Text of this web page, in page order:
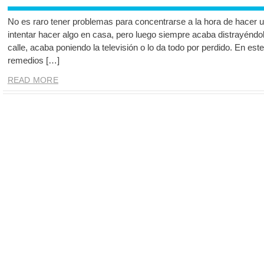
No es raro tener problemas para concentrarse a la hora de hacer
intentar hacer algo en casa, pero luego siempre acaba
calle, acaba poniendo la televisión o lo da todo por perdido. En
remedios […]
READ MORE